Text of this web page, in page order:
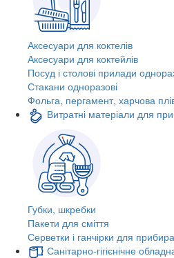
Аксесуари для коктелів
Аксесуари для коктейлів
Посуд і столові прилади
Стакани одноразові
Фольга, пергамент, харчова
Витратні матеріали для
Губки, шкребки
Пакети для сміття
Серветки і ганчірки для
Санітарно-гігієнічне